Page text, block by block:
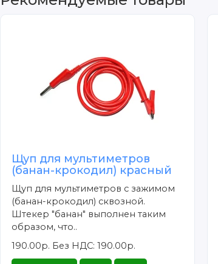
Щуп для мультиметров
(банан-крокодил) красный
Щуп для мультиметров с зажимом
(банан-крокодил) сквозной.
Штекер "банан" выполнен таким
образом, что..
190.00р. Без НДС: 190.00р.